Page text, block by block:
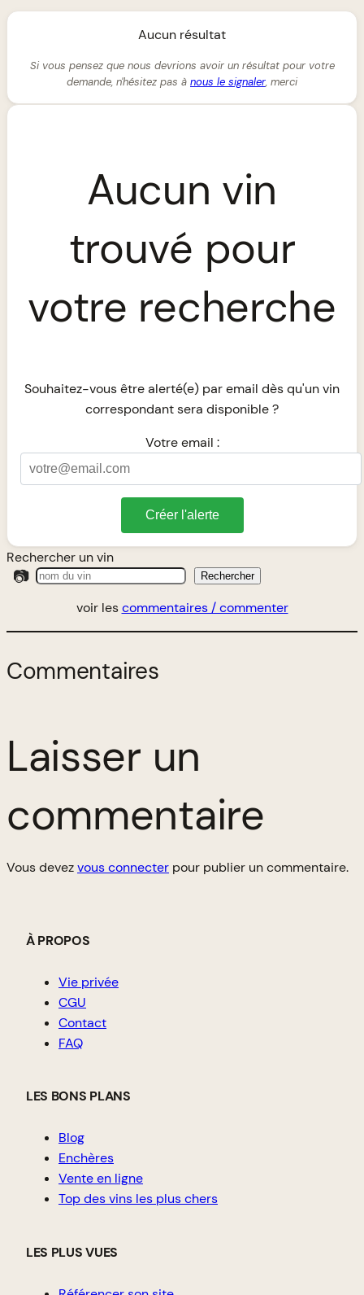
Aucun résultat
Si vous pensez que nous devrions avoir un résultat pour votre
demande, n'hésitez pas à nous le signaler, merci
Aucun vin
trouvé pour
votre recherche
Souhaitez-vous être alerté(e) par email dès qu'un vin
correspondant sera disponible ?
Votre email :
Créer l'alerte
Rechercher un vin
📷 Rechercher
voir lescommentaires / commenter
Commentaires
Laisser un
commentaire
Vous devezvous connecter pour publier un commentaire.
À PROPOS
Vie privée
CGU
Contact
FAQ
LES BONS PLANS
Blog
Enchères
Vente en ligne
Top des vins les plus chers
LES PLUS VUES